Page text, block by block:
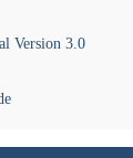
Version 3.0